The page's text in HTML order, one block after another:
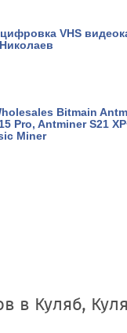
VHS
Bitmain
Pro, Antminer S21
Miner
в Куляб,